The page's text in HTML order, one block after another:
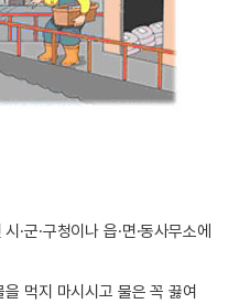
·군·구청이나 읍·면·동사무소에
먹지 마시시고 물은 꼭 끓여